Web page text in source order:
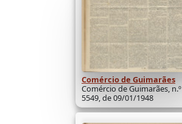
Comércio de Guimarães
Comércio de Guimarães, n.º
5549, de 09/01/1948